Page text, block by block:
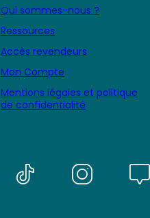
Qui sommes-nous ?
Ressources
Accès revendeurs
Mon Compte
Mentions légales et politique
de confidentialité